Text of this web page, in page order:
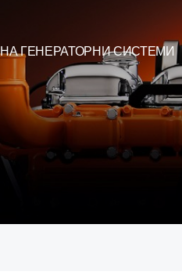
ГЕНЕРАТОРНИ СИСТЕМИ